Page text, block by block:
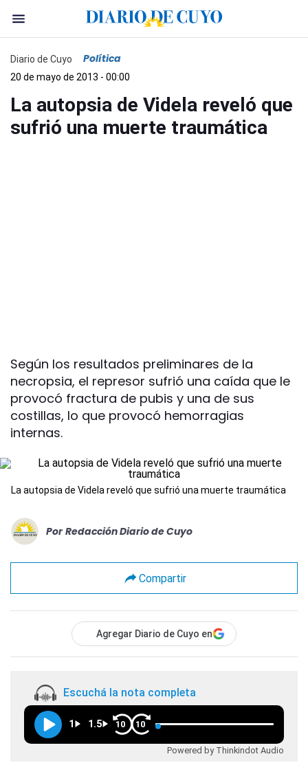
Diario de Cuyo Política
20 de mayo de 2013 - 00:00
La autopsia de Videla reveló que
sufrió una muerte traumática
Según los resultados preliminares de la
necropsia, el represor sufrió una caída que le
provocó fractura de pubis y una de sus
costillas, lo que provocó hemorragias
internas.
La autopsia de Videla reveló que sufrió una muerte traumática
Por Redacción Diario de Cuyo
Compartir
Agregar Diario de Cuyo en
Escuchá la nota completa
1 1.5 10 10
Powered by Thinkindot Audio